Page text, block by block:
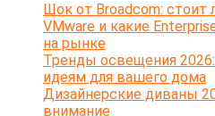
Шок от Broadcom: стоит
VMware и какие
на рынке
Тренды освещения
идеям для вашего дома
Дизайнерские диваны
внимание